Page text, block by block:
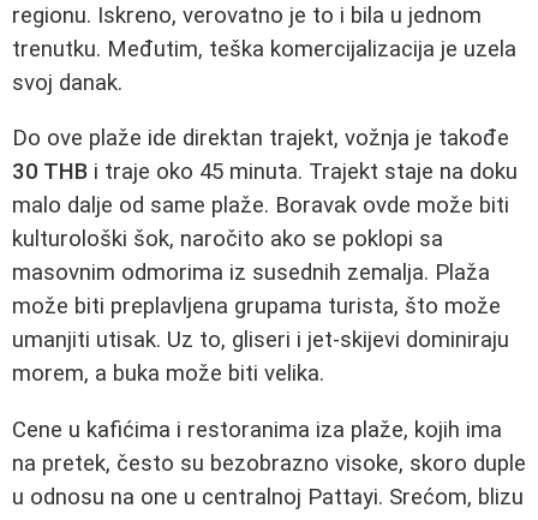
regionu. Iskreno, verovatno je to i bila u jednom
trenutku. Međutim, teška komercijalizacija je uzela
svoj danak.
Do ove plaže ide direktan trajekt, vožnja je takođe
30 THB i traje oko 45 minuta. Trajekt staje na doku
malo dalje od same plaže. Boravak ovde može biti
kulturološki šok, naročito ako se poklopi sa
masovnim odmorima iz susednih zemalja. Plaža
može biti preplavljena grupama turista, što može
umanjiti utisak. Uz to, gliseri i jet-skijevi dominiraju
morem, a buka može biti velika.
Cene u kafićima i restoranima iza plaže, kojih ima
na pretek, često su bezobrazno visoke, skoro duple
u odnosu na one u centralnoj Pattayi. Srećom, blizu